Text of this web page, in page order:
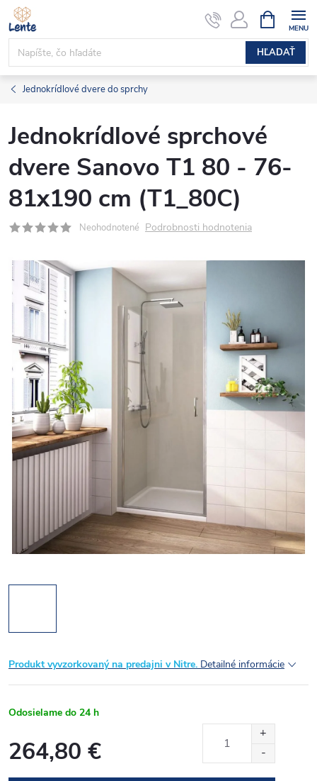
Prejsť
na
obsah
HĽADAŤ
KOŠÍK
Jednokrídlové dvere do sprchy
Jednokrídlové sprchové
dvere Sanovo T1 80 - 76-
81x190 cm (T1_80C)
Neohodnotené Podrobnosti hodnotenia
Produkt vyvzorkovaný na predajni v Nitre. Detailné informácie
Odosielame do 24 h
264,80 €